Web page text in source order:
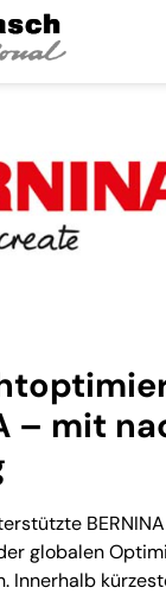
– mit
globalen
Innerhalb